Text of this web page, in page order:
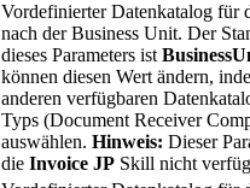
Vordefinierter Datenkatalog für
nach der Business Unit. Der
dieses Parameters ist
können diesen Wert ändern,
anderen verfügbaren
Typs (Document Receiver
auswählen. Hinweis: Dieser
die Invoice JP Skill nicht